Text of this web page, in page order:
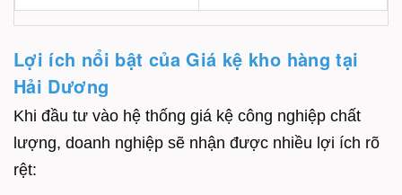
Lợi ích nổi bật của Giá kệ kho hàng tại
Hải Dương
Khi đầu tư vào hệ thống giá kệ công nghiệp chất
lượng, doanh nghiệp sẽ nhận được nhiều lợi ích rõ
rệt: